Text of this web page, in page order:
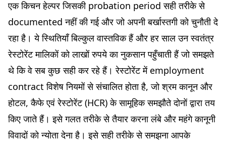
HCR सामूहिक समझौते के अनुसार probation period
कार्य अवधि और समय: HCR सामूहिक समझौता क्या कहता है
HCR सेक्टर में कानूनी कार्य अवधि
समय का वितरण
रेस्टोरेंट में पार्ट-टाइम कार्य
वेतन: salary grid और लाभ
HCR वर्गीकरण grid
Tips
एक किचन हेल्पर जिसकी probation period सही तरीके से
documented नहीं की गई और जो अपनी बर्खास्तगी को चुनौती दे
रहा है। ये स्थितियाँ बिल्कुल वास्तविक हैं और हर साल उन स्वतंत्र
रेस्टोरेंट मालिकों को लाखों रुपये का नुकसान पहुँचाती हैं जो समझते
थे कि वे सब कुछ सही कर रहे हैं। रेस्टोरेंट में employment
contract विशेष नियमों से संचालित होता है, जो श्रम कानून और
होटल, कैफे एवं रेस्टोरेंट (HCR) के सामूहिक समझौते दोनों द्वारा तय
किए जाते हैं। इसे गलत तरीके से तैयार करना लंबे और महंगे कानूनी
विवादों को न्योता देना है। इसे सही तरीके से समझना आपके